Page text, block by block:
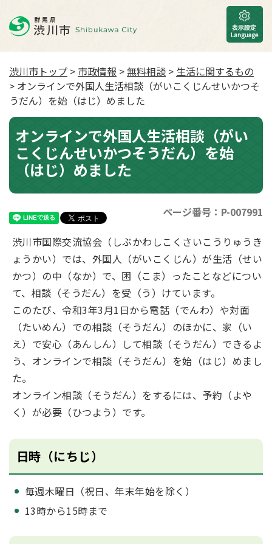
渋川市トップ > 市政情報 >無料相談 > 生活に関するもの
> オンラインで外国人生活相談（がいこくじんせいかつそ
うだん）を始（はじ）めました
オンラインで外国人生活相談（がい
こくじんせいかつそうだん）を始
（はじ）めました
ページ番号：P-007991
渋川市国際交流協会（しぶかわしこくさいこうりゅうき
ょうかい）では、外国人（がいこくじん）が生活（せい
かつ）の中（なか）で、困（こま）ったことなどについ
て、相談（そうだん）を受（う）けています。
このたび、令和3年3月1日から電話（でんわ）や対面
（たいめん）での相談（そうだん）のほかに、家（い
え）で安心（あんしん）して相談（そうだん）できるよ
う、オンラインで相談（そうだん）を始（はじ）めまし
た。
オンライン相談（そうだん）をするには、予約（よや
く）が必要（ひつよう）です。
日時（にちじ）
毎週木曜日（祝日、年末年始を除く）
13時から15時まで